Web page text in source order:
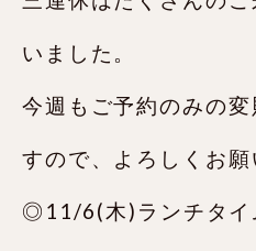
いました。
今週もご予約のみの
すので、よろしくお願
◎11/6(木)ランチタイ